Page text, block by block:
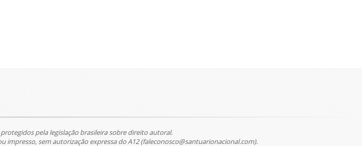
pela legislação brasileira sobre direito autoral.
sem autorização expressa do A12 (faleconosco@santuarionacional.com).